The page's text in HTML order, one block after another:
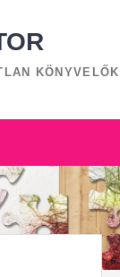
KÖNYVELŐK